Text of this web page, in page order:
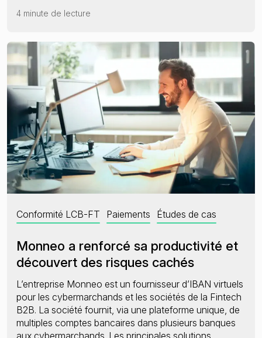
4 minute de lecture
Conformité LCB-FT Paiements Études de cas
Monneo a renforcé sa productivité et
découvert des risques cachés
L’entreprise Monneo est un fournisseur d’IBAN virtuels
pour les cybermarchands et les sociétés de la Fintech
B2B. La société fournit, via une plateforme unique, de
multiples comptes bancaires dans plusieurs banques
aux cybermarchands. Les principales solutions